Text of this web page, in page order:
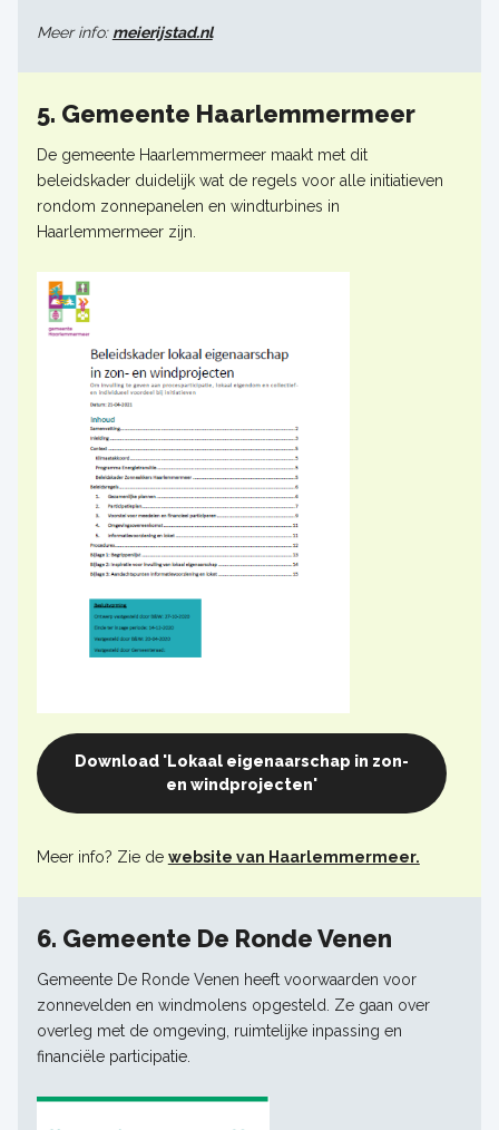
Meer info: meierijstad.nl
5. Gemeente Haarlemmermeer
De gemeente Haarlemmermeer maakt met dit
beleidskader duidelijk wat de regels voor alle initiatieven
rondom zonnepanelen en windturbines in
Haarlemmermeer zijn.
Download 'Lokaal eigenaarschap in zon-
en windprojecten'
Meer info? Zie de website van Haarlemmermeer.
6. Gemeente De Ronde Venen
Gemeente De Ronde Venen heeft voorwaarden voor
zonnevelden en windmolens opgesteld. Ze gaan over
overleg met de omgeving, ruimtelijke inpassing en
financiële participatie.